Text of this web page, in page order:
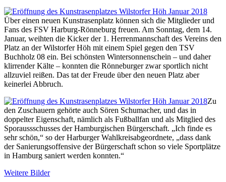
Über einen neuen Kunstrasenplatz können sich die Mitglieder und
Fans des FSV Harburg-Rönneburg freuen. Am Sonntag, dem 14.
Januar, weihten die Kicker der 1. Herrenmannschaft des Vereins den
Platz an der Wilstorfer Höh mit einem Spiel gegen den TSV
Buchholz 08 ein. Bei schönsten Wintersonnenschein – und daher
klirrender Kälte – konnten die Rönneburger zwar sportlich nicht
allzuviel reißen. Das tat der Freude über den neuen Platz aber
keinerlei Abbruch.
Zu
den Zuschauern gehörte auch Sören Schumacher, und das in
doppelter Eigenschaft, nämlich als Fußballfan und als Mitglied des
Sporaussschusses der Hamburgischen Bürgerschaft. „Ich finde es
sehr schön,“ so der Harburger Wahlkreisabgeordnete, „dass dank
der Sanierungsoffensive der Bürgerschaft schon so viele Sportplätze
in Hamburg saniert werden konnten.“
Weitere Bilder